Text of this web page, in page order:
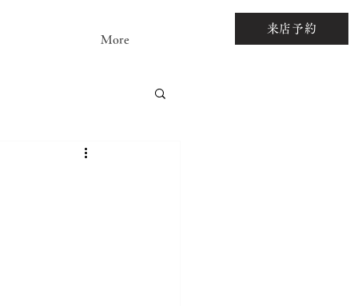
More
来店予約
ストーンルース